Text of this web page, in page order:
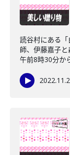
読谷村にある
師、伊藤嘉子と
午前8時30分か